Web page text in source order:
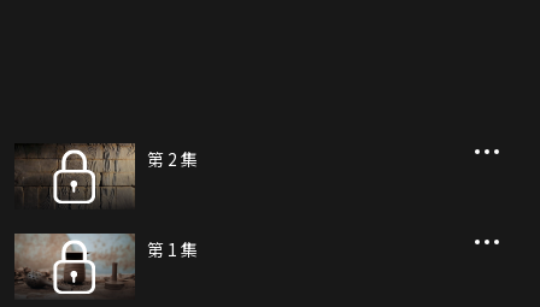
第 2 集
第 1 集